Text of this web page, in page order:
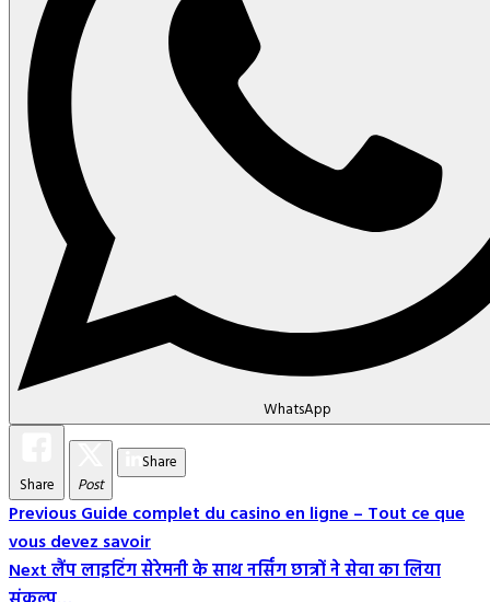
WhatsApp
Share Post
Share
Post
Navigation
PreviousGuide complet du casino en ligne – Tout ce que
vous devez savoir
Nextलैंप लाइटिंग सेरेमनी के साथ नर्सिंग छात्रों ने सेवा का लिया